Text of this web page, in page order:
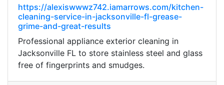
https://alexiswwwz742.iamarrows.com/kitchen-
cleaning-service-in-jacksonville-fl-grease-
grime-and-great-results
Professional appliance exterior cleaning in
Jacksonville FL to store stainless steel and glass
free of fingerprints and smudges.